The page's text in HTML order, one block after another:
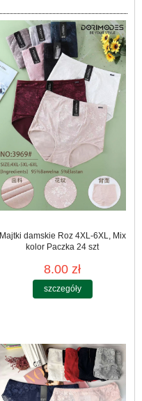
Majtki damskie Roz 4XL-6XL, Mix
kolor Paczka 24 szt
8.00 zł
szczegóły